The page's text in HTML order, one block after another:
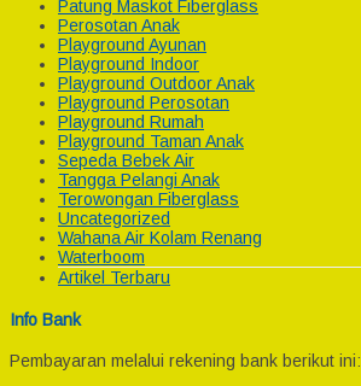
Patung Maskot Fiberglass
Perosotan Anak
Playground Ayunan
Playground Indoor
Playground Outdoor Anak
Playground Perosotan
Playground Rumah
Playground Taman Anak
Sepeda Bebek Air
Tangga Pelangi Anak
Terowongan Fiberglass
Uncategorized
Wahana Air Kolam Renang
Waterboom
Artikel Terbaru
Info Bank
Pembayaran melalui rekening bank berikut ini: